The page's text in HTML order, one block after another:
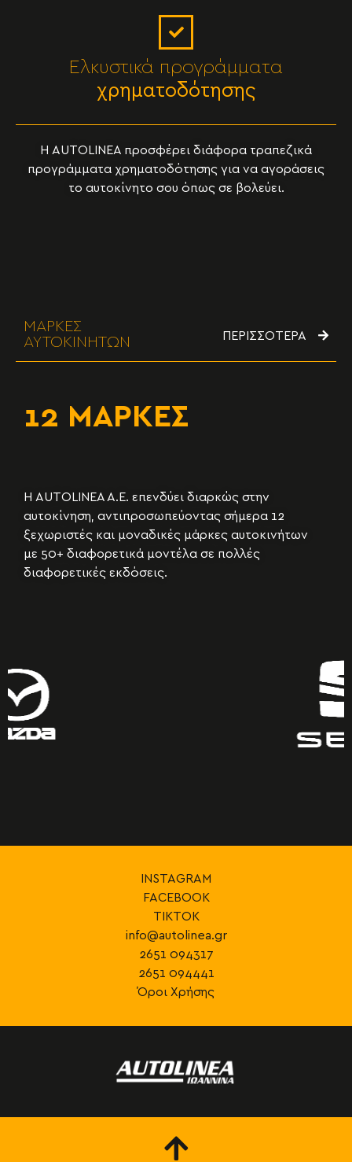
Ελκυστικά προγράμματα
χρηματοδότησης
Η AUTOLINEA προσφέρει διάφορα τραπεζικά
προγράμματα χρηματοδότησης για να αγοράσεις
το αυτοκίνητο σου όπως σε βολεύει.
ΜΑΡΚΕΣ
ΑΥΤΟΚΙΝΗΤΩΝ
ΠΕΡΙΣΣΟΤΕΡΑ
12 ΜΑΡΚΕΣ
Η AUTOLINEA A.E. επενδύει διαρκώς στην
αυτοκίνηση, αντιπροσωπεύοντας σήμερα 12
ξεχωριστές και μοναδικές μάρκες αυτοκινήτων
με 50+ διαφορετικά μοντέλα σε πολλές
διαφορετικές εκδόσεις.
INSTAGRAM
FACEBOOK
TIKTOK
info@autolinea.gr
2651 094317
2651 094441
Όροι Χρήσης